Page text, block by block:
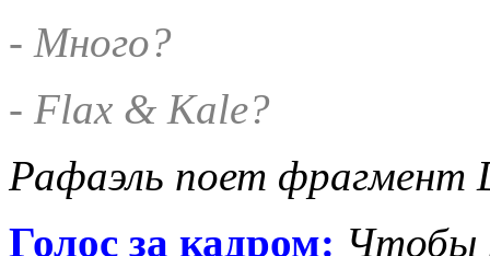
- Много?
- Flax & Kale?
Рафаэль поет фрагмент
Голос за кадром: Чтобы